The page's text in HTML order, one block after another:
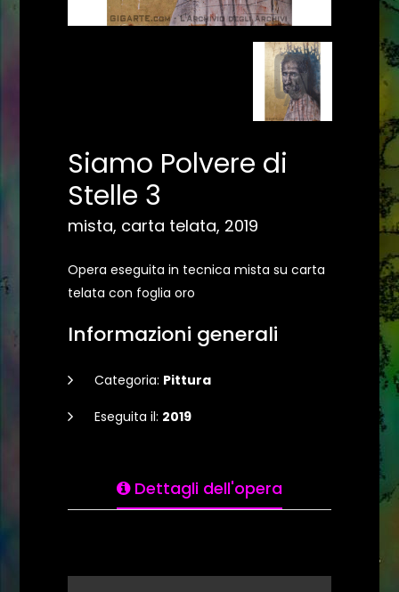
Siamo Polvere di
Stelle 3
mista, carta telata, 2019
Opera eseguita in tecnica mista su carta
telata con foglia oro
Informazioni generali
Categoria: Pittura
Eseguita il: 2019
Dettagli dell'opera